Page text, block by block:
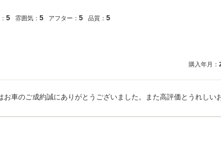
5 雰囲気： 5 アフター： 5 品質： 5
購入年月：